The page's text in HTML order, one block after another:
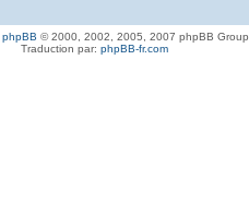
phpBB © 2000, 2002, 2005, 2007 phpBB Group
Traduction par: phpBB-fr.com